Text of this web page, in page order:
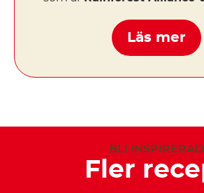
Läs mer
BLI INSPIRERAD
Fler